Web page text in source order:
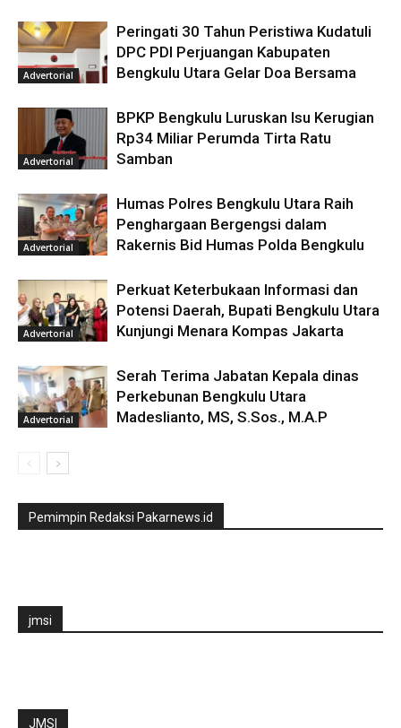
Advertorial
Peringati 30 Tahun Peristiwa Kudatuli
DPC PDI Perjuangan Kabupaten
Bengkulu Utara Gelar Doa Bersama
Advertorial
BPKP Bengkulu Luruskan Isu Kerugian
Rp34 Miliar Perumda Tirta Ratu
Samban
Advertorial
Humas Polres Bengkulu Utara Raih
Penghargaan Bergengsi dalam
Rakernis Bid Humas Polda Bengkulu
Advertorial
Perkuat Keterbukaan Informasi dan
Potensi Daerah, Bupati Bengkulu Utara
Kunjungi Menara Kompas Jakarta
Advertorial
Serah Terima Jabatan Kepala dinas
Perkebunan Bengkulu Utara
Madeslianto, MS, S.Sos., M.A.P
Pemimpin Redaksi Pakarnews.id
jmsi
JMSI